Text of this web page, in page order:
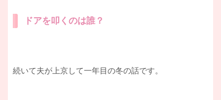
ドアを叩くのは誰？
続いて夫が上京して一年目の冬の話です。